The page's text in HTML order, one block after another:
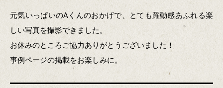
元気いっぱいのAくんのおかげで、とても躍動感あふれる楽
しい写真を撮影できました。
お休みのところご協力ありがとうございました！
事例ページの掲載をお楽しみに。